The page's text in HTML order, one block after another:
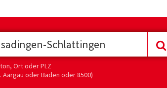
Ort oder PLZ
Aargau oder Baden oder 8500)